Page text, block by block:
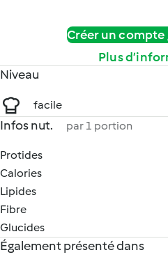
Créer un
Plus
Niveau
facile
Infos nut. par 1 portion
Protides
Calories
Lipides
Fibre
Glucides
Également présenté dans